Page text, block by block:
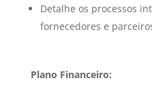
Detalhe os processos
fornecedores e
Plano Financeiro: